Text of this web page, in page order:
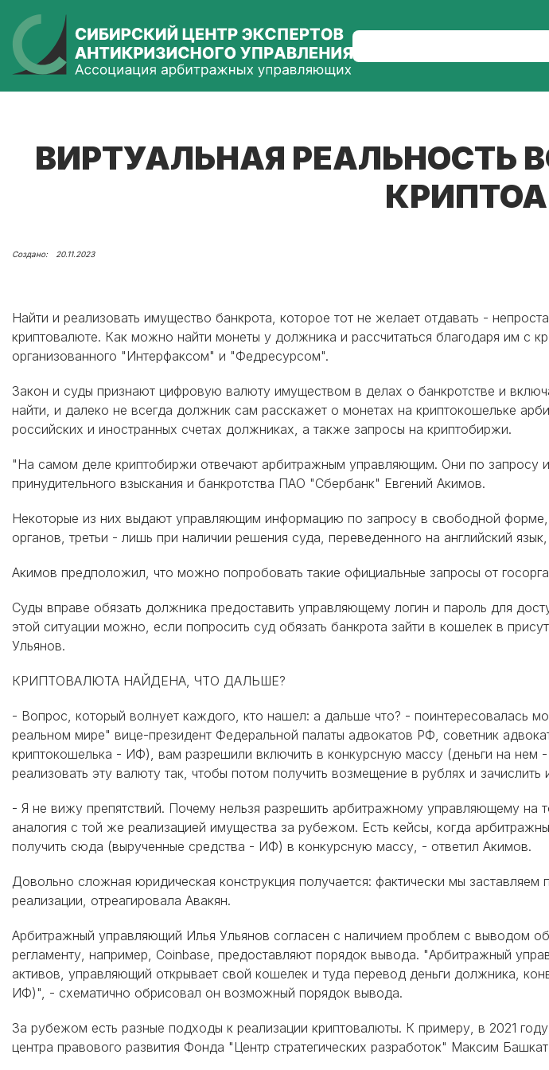
ВИРТУАЛЬНАЯ РЕАЛЬНОСТЬ
20.11.2023
Найти и реализовать имущество банкрота, которое тот не желает отдавать -
криптовалюте. Как можно найти монеты у должника и рассчитаться благодаря им с
организованного "Интерфаксом" и "Федресурсом".
Закон и суды признают цифровую валюту имуществом в делах о банкротстве и
найти, и далеко не всегда должник сам расскажет о монетах на криптокошельке
российских и иностранных счетах должниках, а также запросы на криптобиржи.
"На самом деле криптобиржи отвечают арбитражным управляющим. Они по запросу
принудительного взыскания и банкротства ПАО "Сбербанк" Евгений Акимов.
Некоторые из них выдают управляющим информацию по запросу в свободной
органов, третьи - лишь при наличии решения суда, переведенного на английский
Акимов предположил, что можно попробовать такие официальные запросы от
Суды вправе обязать должника предоставить управляющему логин и пароль для
этой ситуации можно, если попросить суд обязать банкрота зайти в кошелек в
Ульянов.
КРИПТОВАЛЮТА НАЙДЕНА, ЧТО ДАЛЬШЕ?
- Вопрос, который волнует каждого, кто нашел: а дальше что? - поинтересовалась
реальном мире" вице-президент Федеральной палаты адвокатов РФ, советник
криптокошелька - ИФ), вам разрешили включить в конкурсную массу (деньги на
реализовать эту валюту так, чтобы потом получить возмещение в рублях и зачислить
- Я не вижу препятствий. Почему нельзя разрешить арбитражному управляющему
аналогия с той же реализацией имущества за рубежом. Есть кейсы, когда
получить сюда (вырученные средства - ИФ) в конкурсную массу, - ответил Акимов.
Довольно сложная юридическая конструкция получается: фактически мы
реализации, отреагировала Авакян.
Арбитражный управляющий Илья Ульянов согласен с наличием проблем с выводом
регламенту, например, Coinbase, предоставляют порядок вывода. "Арбитражный
активов, управляющий открывает свой кошелек и туда перевод деньги должника,
ИФ)", - схематично обрисовал он возможный порядок вывода.
За рубежом есть разные подходы к реализации криптовалюты. К примеру, в 2021
центра правового развития Фонда "Центр стратегических разработок" Максим